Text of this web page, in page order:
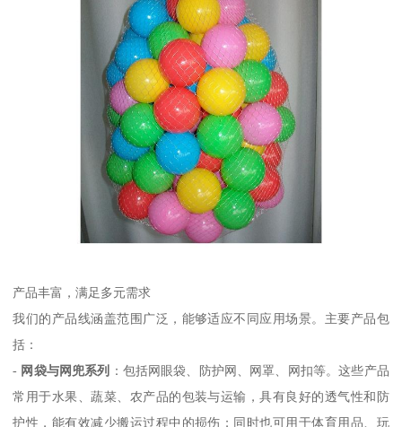
产品丰富，满足多元需求
我们的产品线涵盖范围广泛，能够适应不同应用场景。主要产品包
括：
- 网袋与网兜系列
：包括网眼袋、防护网、网罩、网扣等。这些产品
常用于水果、蔬菜、农产品的包装与运输，具有良好的透气性和防
护性，能有效减少搬运过程中的损伤；同时也可用于体育用品、玩